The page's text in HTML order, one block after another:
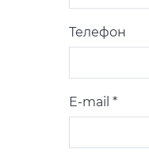
Телефон
E-mail *